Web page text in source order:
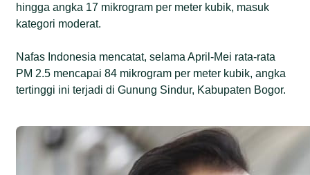
hingga angka 17 mikrogram per meter kubik, masuk
kategori moderat.
Nafas Indonesia mencatat, selama April-Mei rata-rata
PM 2.5 mencapai 84 mikrogram per meter kubik, angka
tertinggi ini terjadi di Gunung Sindur, Kabupaten Bogor.